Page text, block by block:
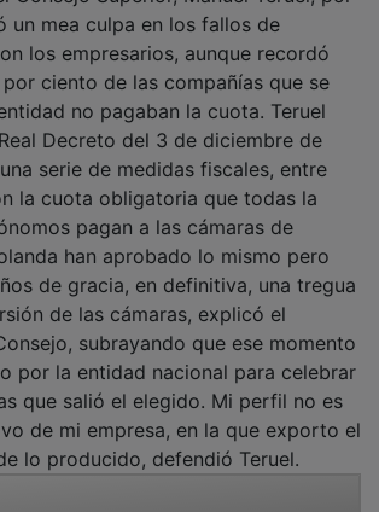
un mea culpa en los fallos de
los empresarios, aunque recordó
ciento de las compañías que se
no pagaban la cuota. Teruel
Decreto del 3 de diciembre de
serie de medidas fiscales, entre
la cuota obligatoria que todas la
pagan a las cámaras de
han aprobado lo mismo pero
de gracia, en definitiva, una tregua
de las cámaras, explicó el
subrayando que ese momento
por la entidad nacional para celebrar
que salió el elegido. Mi perfil no es
de mi empresa, en la que exporto el
lo producido, defendió Teruel.